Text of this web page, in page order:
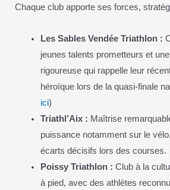
Chaque club apporte ses forces,
Les Sables Vendée Triathlon :
jeunes talents prometteurs et
rigoureuse qui rappelle leur
héroïque lors de la quasi-finale
ici)
Triathl’Aix : Maîtrise
puissance notamment sur le
écarts décisifs lors des courses.
Poissy Triathlon : Club à la
à pied, avec des athlètes